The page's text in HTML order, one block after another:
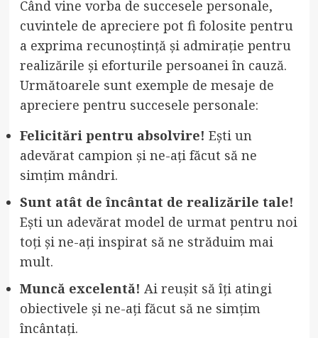
Când vine vorba de succesele personale,
cuvintele de apreciere pot fi folosite pentru
a exprima recunoștință și admirație pentru
realizările și eforturile persoanei în cauză.
Următoarele sunt exemple de mesaje de
apreciere pentru succesele personale:
Felicitări pentru absolvire! Ești un
adevărat campion și ne-ați făcut să ne
simțim mândri.
Sunt atât de încântat de realizările tale!
Ești un adevărat model de urmat pentru noi
toți și ne-ați inspirat să ne străduim mai
mult.
Muncă excelentă! Ai reușit să îți atingi
obiectivele și ne-ați făcut să ne simțim
încântați.